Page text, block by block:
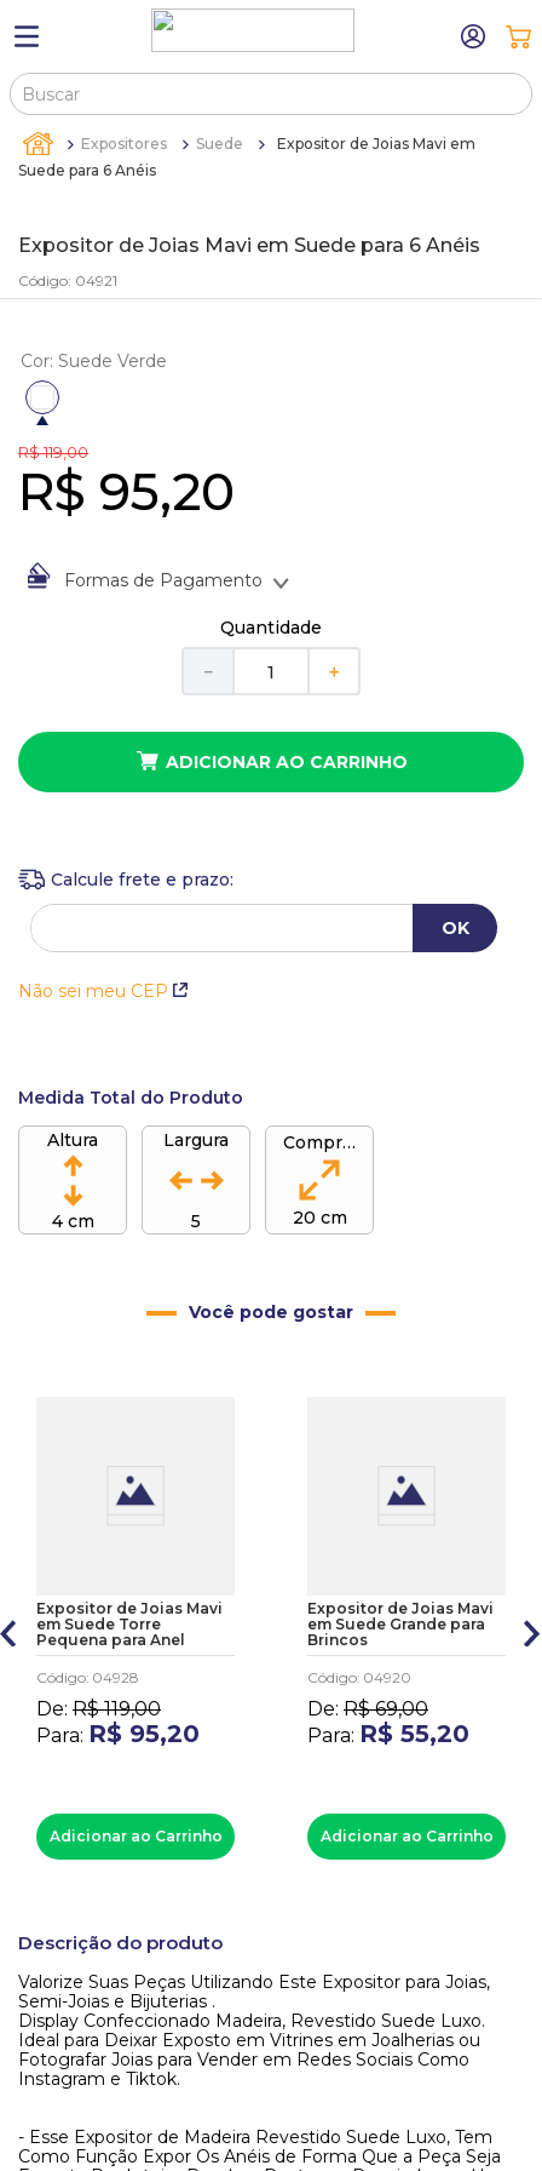
Buscar
Expositores Suede
Expositor de Joias Mavi em
Suede para 6 Anéis
Expositor de Joias Mavi em Suede para 6 Anéis
Código: 04921
Cor: Suede Verde
R$119,00
R$ 95,20
Formas de Pagamento
sem juros
Quantidade
＋
－
ADICIONAR AO CARRINHO
Não sei meu CEP
Medida Total do Produto
Altura
4 cm
Largura
5
Comprimento
20 cm
Você pode gostar
Expositor de Joias Mavi
em Suede Torre
Pequena para Anel
Código: 04928
De: R$ 119,00
Para: R$ 95,20
Adicionar ao Carrinho
Expositor de Joias Mavi
em Suede Grande para
Brincos
Código: 04920
De: R$ 69,00
Para: R$ 55,20
Adicionar ao Carrinho
Descrição do produto
Valorize Suas Peças Utilizando Este Expositor para Joias,
Semi-Joias e Bijuterias .
Display Confeccionado Madeira, Revestido Suede Luxo.
Ideal para Deixar Exposto em Vitrines em Joalherias ou
Fotografar Joias para Vender em Redes Sociais Como
Instagram e Tiktok.
- Esse Expositor de Madeira Revestido Suede Luxo, Tem
Como Função Expor Os Anéis de Forma Que a Peça Seja
3º
bandejas
4º
sacola
9º